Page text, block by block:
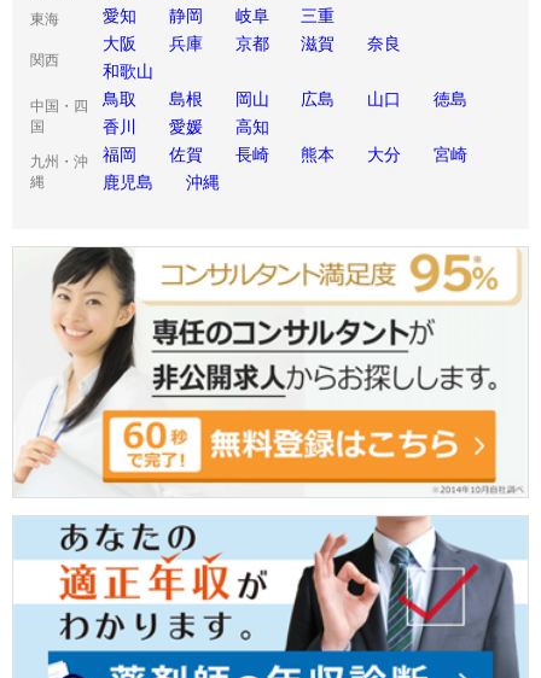
東海 愛知 静岡 岐阜 三重
関西
大阪 兵庫 京都 滋賀
奈良
和歌山
中国・四
国
鳥取 島根 岡山 広島 山口
徳島
香川
愛媛 高知
九州・沖
縄
福岡 佐賀 長崎 熊本 大分
宮崎
鹿児島
沖縄